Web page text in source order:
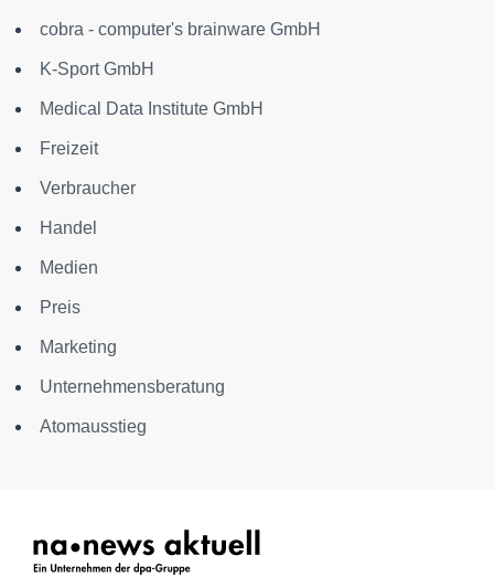
cobra - computer's brainware GmbH
K-Sport GmbH
Medical Data Institute GmbH
Freizeit
Verbraucher
Handel
Medien
Preis
Marketing
Unternehmensberatung
Atomausstieg